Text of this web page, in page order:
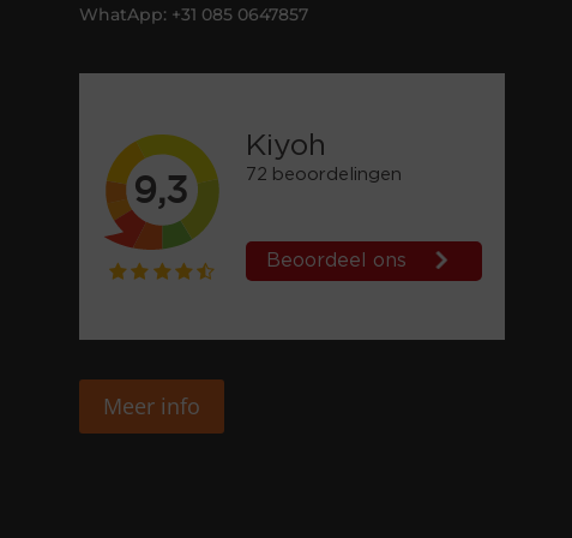
WhatApp: +31 085 0647857
Meer info